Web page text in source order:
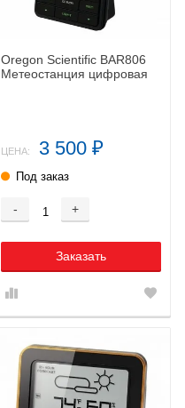
Oregon Scientific BAR806
Метеостанция цифровая
ЦЕНА: 3 500 ₽
Под заказ
- +
Заказать